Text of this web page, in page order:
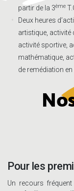
partir de la 3ème
Deux heures
artistique, activité
activité sportive,
mathématique,
de remédiation
Pour les
Un recours fréquent